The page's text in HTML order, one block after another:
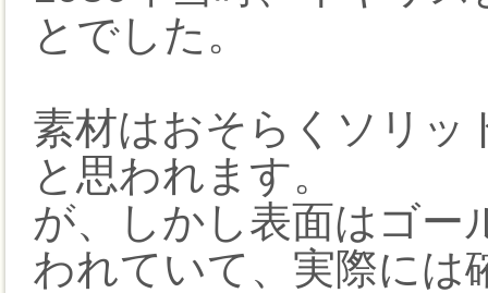
とでした。
素材はおそらくソリッ
と思われます。
が、しかし表面はゴー
われていて、実際には